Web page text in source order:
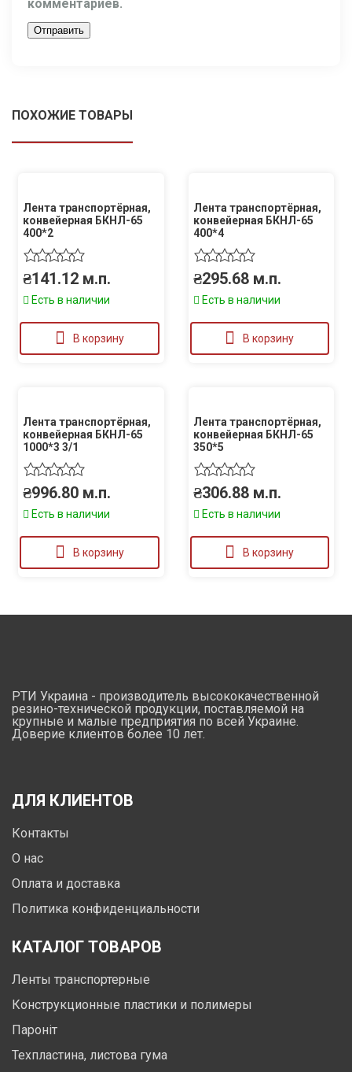
комментариев.
ПОХОЖИЕ ТОВАРЫ
Лента транспортёрная,
конвейерная БКНЛ-65
400*2
₴141.12 м.п.
Есть в наличии
В корзину
Лента транспортёрная,
конвейерная БКНЛ-65
400*4
₴295.68 м.п.
Есть в наличии
В корзину
Лента транспортёрная,
конвейерная БКНЛ-65
1000*3 3/1
₴996.80 м.п.
Есть в наличии
В корзину
Лента транспортёрная,
конвейерная БКНЛ-65
350*5
₴306.88 м.п.
Есть в наличии
В корзину
РТИ Украина - производитель высококачественной
резино-технической продукции, поставляемой на
крупные и малые предприятия по всей Украине.
Доверие клиентов более 10 лет.
ДЛЯ КЛИЕНТОВ
Контакты
О нас
Оплата и доставка
Политика конфиденциальности
КАТАЛОГ ТОВАРОВ
Ленты транспортерные
Конструкционные пластики и полимеры
Пароніт
Техпластина, листова гума